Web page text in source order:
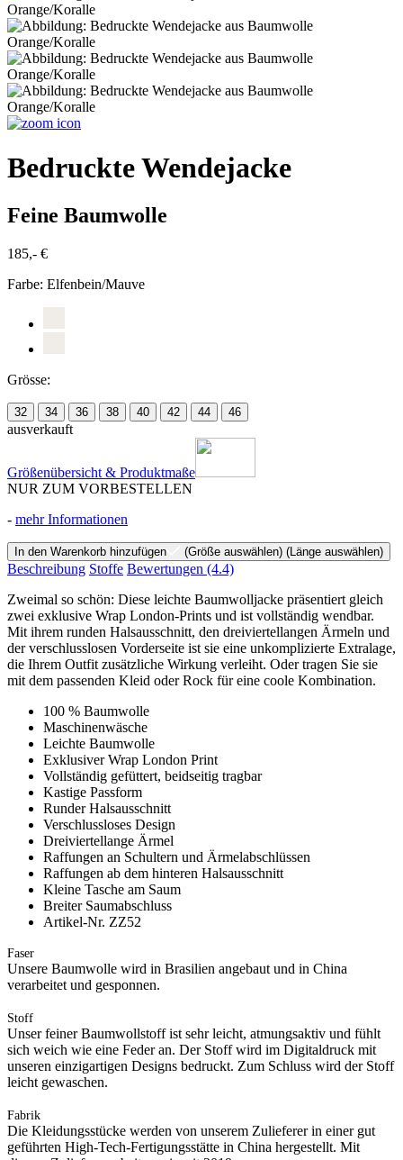
Bedruckte Wendejacke
Feine Baumwolle
185,- €
Farbe: Elfenbein/Mauve
Grösse:
32 34 36 38 40 42 44 46
ausverkauft
Größenübersicht & Produktmaße
NUR ZUM VORBESTELLEN
- mehr Informationen
In den Warenkorb hinzufügen (Größe auswählen) (Länge auswählen)
Beschreibung Stoffe Bewertungen (4.4)
Zweimal so schön: Diese leichte Baumwolljacke präsentiert gleich
zwei exklusive Wrap London-Prints und ist vollständig wendbar.
Mit ihrem runden Halsausschnitt, den dreiviertellangen Ärmeln und
der verschlusslosen Vorderseite ist sie eine unkomplizierte Extralage,
die Ihrem Outfit zusätzliche Wirkung verleiht. Oder tragen Sie sie
mit dem passenden Kleid oder Rock für eine coole Kombination.
100 % Baumwolle
Maschinenwäsche
Leichte Baumwolle
Exklusiver Wrap London Print
Vollständig gefüttert, beidseitig tragbar
Kastige Passform
Runder Halsausschnitt
Verschlussloses Design
Dreiviertellange Ärmel
Raffungen an Schultern und Ärmelabschlüssen
Raffungen ab dem hinteren Halsausschnitt
Kleine Tasche am Saum
Breiter Saumabschluss
Artikel-Nr. ZZ52
Faser
Unsere Baumwolle wird in Brasilien angebaut und in China
verarbeitet und gesponnen.
Stoff
Unser feiner Baumwollstoff ist sehr leicht, atmungsaktiv und fühlt
sich weich wie eine Feder an. Der Stoff wird im Digitaldruck mit
unseren einzigartigen Designs bedruckt. Zum Schluss wird der Stoff
leicht gewaschen.
Fabrik
Die Kleidungsstücke werden von unserem Zulieferer in einer gut
geführten High-Tech-Fertigungsstätte in China hergestellt. Mit